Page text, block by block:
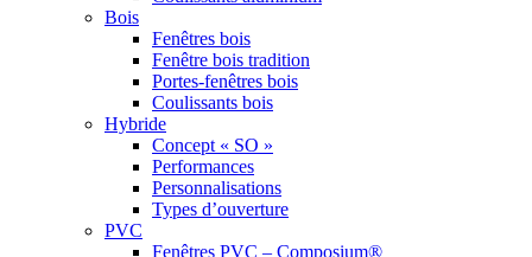
Bois
Fenêtres bois
Fenêtre bois tradition
Portes-fenêtres bois
Coulissants bois
Hybride
Concept « SO »
Performances
Personnalisations
Types d’ouverture
PVC
Fenêtres PVC – Composium®